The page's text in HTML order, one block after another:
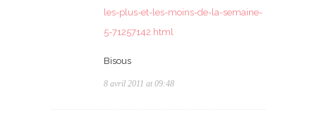
les-plus-et-les-moins-de-la-semaine-
5-71257142.html
Bisous
8 avril 2011 at 09:48